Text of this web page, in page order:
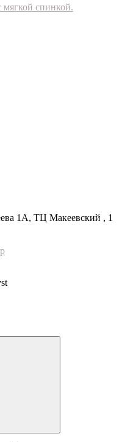
спинкой.
1А, ТЦ Макеевский , 1